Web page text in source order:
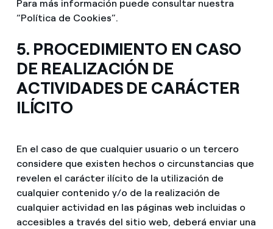
Para más información puede consultar nuestra
“Política de Cookies”.
5. PROCEDIMIENTO EN CASO
DE REALIZACIÓN DE
ACTIVIDADES DE CARÁCTER
ILÍCITO
En el caso de que cualquier usuario o un tercero
considere que existen hechos o circunstancias que
revelen el carácter ilícito de la utilización de
cualquier contenido y/o de la realización de
cualquier actividad en las páginas web incluidas o
accesibles a través del sitio web, deberá enviar una